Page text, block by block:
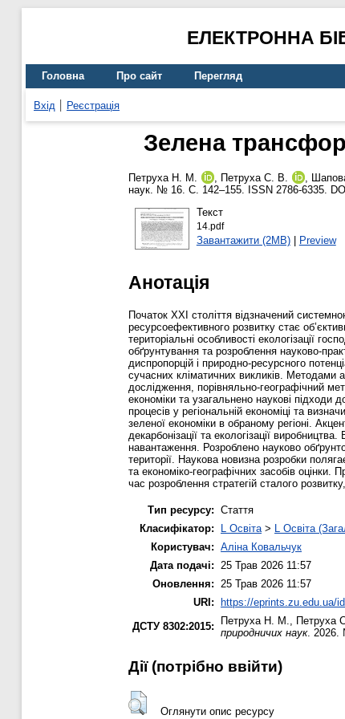
ЕЛЕКТРОННА
Головна Про сайт Перегляд
Вхід Реєстрація
Зелена
Петруха Н. М. , Петруха С. В. ,
наук. № 16. С. 142–155. ISSN 2786-6335.
Текст
14.pdf
Завантажити (2MB)| Preview
Анотація
Початок ХХІ століття відзначений
ресурсоефективного розвитку стає
територіальні особливості екологізації
обґрунтування та розроблення науково-
диспропорцій і природно-ресурсного
сучасних кліматичних викликів. Методами
дослідження, порівняльно-географічний
економіки та узагальнено наукові підходи
процесів у регіональній економіці та
зеленої економіки в обраному регіоні.
декарбонізації та екологізації
навантаження. Розроблено науково
території. Наукова новизна розробки
та економіко-географічних засобів оцінки.
час розроблення стратегій сталого
Тип ресурсу: Стаття
Класифікатор:
L Освіта > L Освіта
Користувач: Аліна Ковальчук
Дата подачі:
25 Трав 2026 11:57
Оновлення:
25 Трав 2026 11:57
URI: https://eprints.zu.edu.ua/
ДСТУ 8302:2015:
Петруха Н. М. Петруха
природничих наук. 2026.
Дії ​​(потрібно ввійти)
Оглянути опис ресурсу